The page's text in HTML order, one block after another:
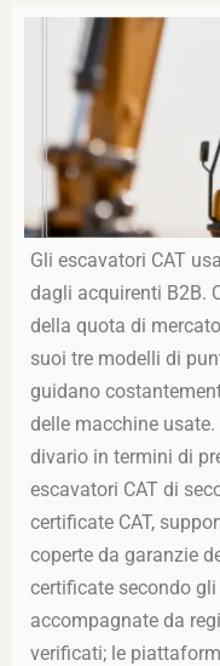
Gli escavatori CAT
dagli acquirenti B2B.
della quota di
suoi tre modelli di
guidano
delle macchine
divario in termini di
escavatori CAT di
certificate CAT,
coperte da garanzie
certificate secondo
accompagnate da
verificati; le